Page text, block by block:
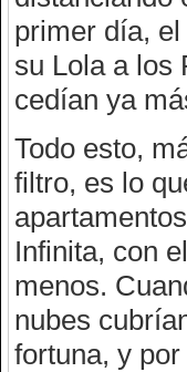
primer día,
su Lola a los
cedían ya
Todo esto,
filtro, es lo
Infinita, con
menos.
nubes
fortuna, y